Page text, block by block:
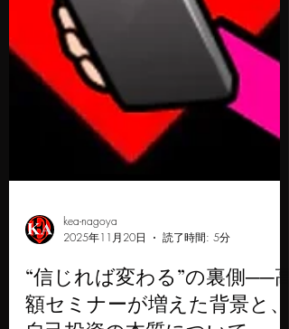
kea-nagoya
2025年11月20日
読了時間: 5分